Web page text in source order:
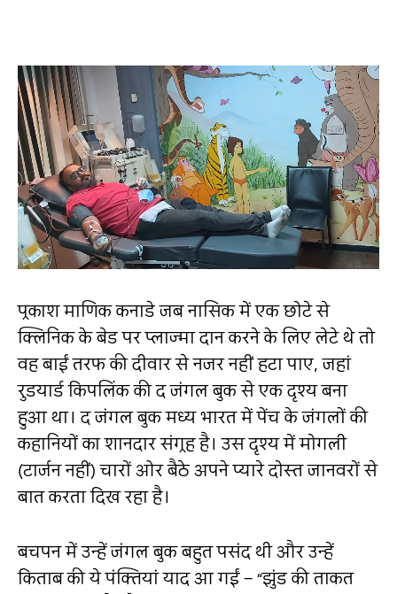
प्रकाश माणिक कनाडे जब नासिक में एक छोटे से
क्लिनिक के बेड पर प्लाज्मा दान करने के लिए लेटे थे तो
वह बाईं तरफ की दीवार से नजर नहीं हटा पाए, जहां
रुडयार्ड किपलिंक की द जंगल बुक से एक दृश्य बना
हुआ था। द जंगल बुक मध्य भारत में पेंच के जंगलों की
कहानियों का शानदार संग्रह है। उस दृश्य में मोगली
(टार्जन नहीं) चारों ओर बैठे अपने प्यारे दोस्त जानवरों से
बात करता दिख रहा है।
बचपन में उन्हें जंगल बुक बहुत पसंद थी और उन्हें
किताब की ये पंक्तियां याद आ गईं – “झुंड की ताकत